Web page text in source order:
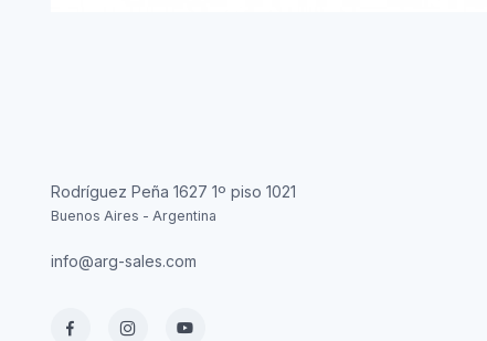
Rodríguez Peña 1627 1º piso 1021
Buenos Aires - Argentina
info@arg-sales.com